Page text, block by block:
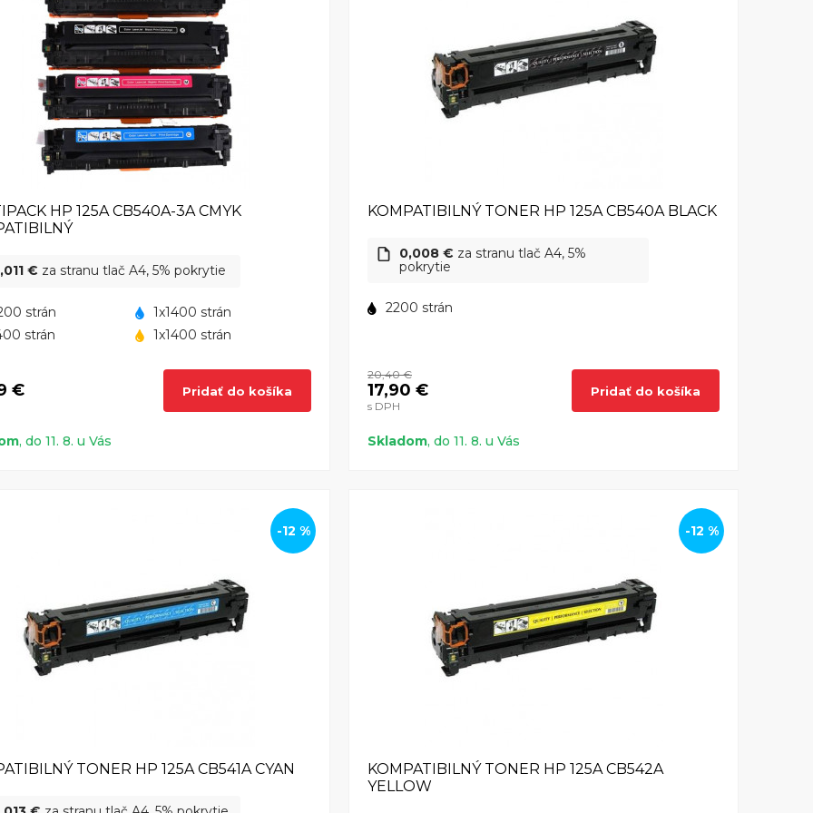
HP 125A CB540A-3A CMYK
€ za stranu tlač A4, 5% pokrytie
strán
1x1400 strán
strán
1x1400 strán
€ Pridať do košíka
, do 11. 8. u Vás
KOMPATIBILNÝ TONER HP 125A CB540A BLACK
0,008 € za stranu tlač A4, 5%
pokrytie
2200 strán
20,40 €
17,90 €
s DPH
Pridať do košíka
Skladom, do 11. 8. u Vás
-12 %
TONER HP 125A CB541A CYAN
-12 %
KOMPATIBILNÝ TONER HP 125A CB542A
YELLOW